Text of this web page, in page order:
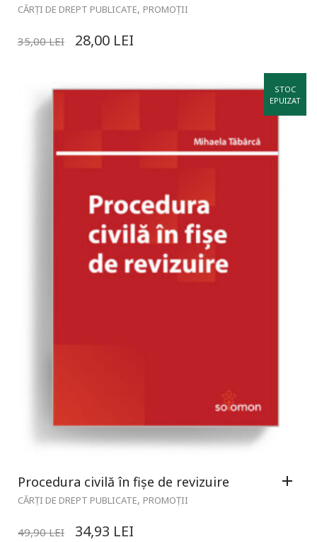
CĂRȚI DE DREPT PUBLICATE, PROMOȚII
35,00LEI 28,00 LEI
STOC
EPUIZAT
Procedura civilă în fișe de revizuire
CĂRȚI DE DREPT PUBLICATE, PROMOȚII
49,90LEI 34,93 LEI